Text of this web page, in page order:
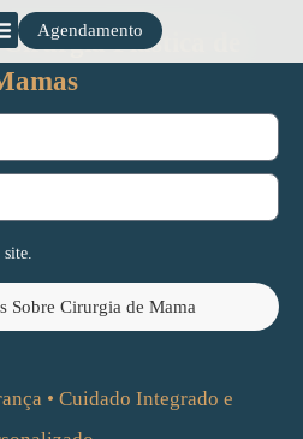
Agendamento
Cirurgia Plástica de
Sobre Cirurgia de Mama
• Cuidado Integrado e